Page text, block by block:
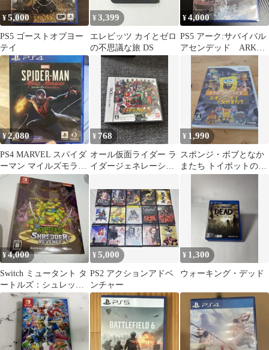
¥5,000
PS5 ゴーストオブヨー
テイ
¥3,399
エレビッツ カイとゼロ
の不思議な旅 DS
¥4,000
PS5 アーク:サバイバル
アセンデッド ARK
¥2,080
PS4 MARVEL スパイダ
ーマン マイルズモラレ
ス
¥ 768
オール仮面ライダー ラ
イダージェネレーショ
¥ 1,990
スポンジ・ボブとなか
またち トイボットのこ
¥4,000
Switch ミュータント タ
ートルズ：シュレッダ
ーの復讐 スペシャルエ
ディシ…
¥5,000
PS2 アクションアドベ
ンチャー
¥ 1,300
ウォーキング・デッド